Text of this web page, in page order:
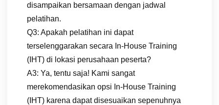
disampaikan bersamaan dengan jadwal
pelatihan.
Q3: Apakah pelatihan ini dapat
terselenggarakan secara In-House Training
(IHT) di lokasi perusahaan peserta?
A3: Ya, tentu saja! Kami sangat
merekomendasikan opsi In-House Training
(IHT) karena dapat disesuaikan sepenuhnya